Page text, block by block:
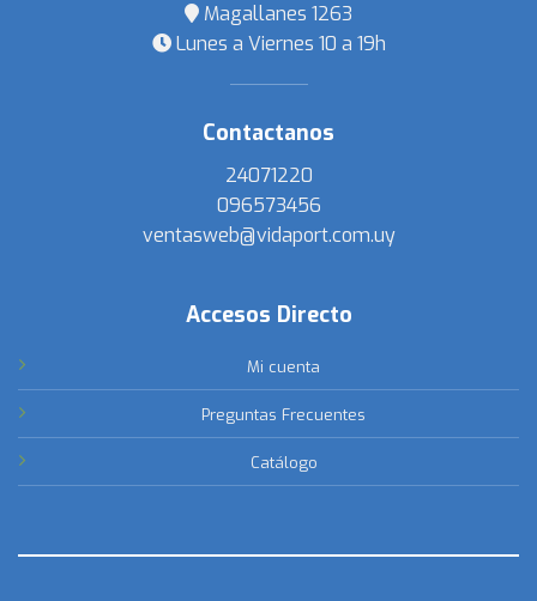
Magallanes 1263
Lunes a Viernes 10 a 19h
Contactanos
24071220
096573456
ventasweb@vidaport.com.uy
Accesos Directo
Mi cuenta
Preguntas Frecuentes
Catálogo